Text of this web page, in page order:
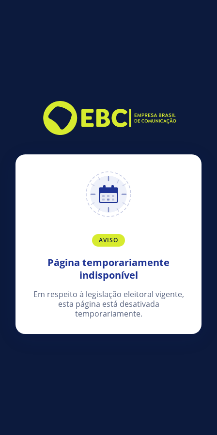
AVISO
Página temporariamente
indisponível
Em respeito à legislação eleitoral vigente,
esta página está desativada
temporariamente.